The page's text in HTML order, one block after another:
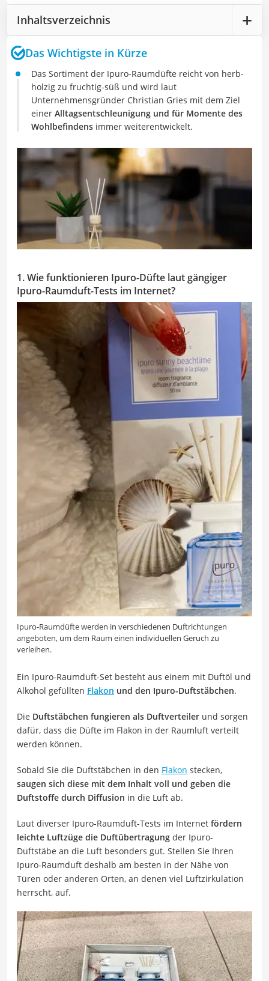
Inhaltsverzeichnis
Das Wichtigste in Kürze
Das Sortiment der Ipuro-Raumdüfte reicht von herb-
holzig zu fruchtig-süß und wird laut
Unternehmensgründer Christian Gries mit dem Ziel
einer Alltagsentschleunigung und für Momente des
Wohlbefindens immer weiterentwickelt.
1. Wie funktionieren Ipuro-Düfte laut gängiger
Ipuro-Raumduft-Tests im Internet?
Ipuro-Raumdüfte werden in verschiedenen Duftrichtungen
angeboten, um dem Raum einen individuellen Geruch zu
verleihen.
Ein Ipuro-Raumduft-Set besteht aus einem mit Duftöl und
Alkohol gefüllten Flakon und den Ipuro-Duftstäbchen.
Die Duftstäbchen fungieren als Duftverteiler und sorgen
dafür, dass die Düfte im Flakon in der Raumluft verteilt
werden können.
Sobald Sie die Duftstäbchen in den Flakon stecken,
saugen sich diese mit dem Inhalt voll und geben die
Duftstoffe durch Diffusion in die Luft ab.
Laut diverser Ipuro-Raumduft-Tests im Internet fördern
leichte Luftzüge die Duftübertragung der Ipuro-
Duftstäbe an die Luft besonders gut. Stellen Sie Ihren
Ipuro-Raumduft deshalb am besten in der Nähe von
Türen oder anderen Orten, an denen viel Luftzirkulation
herrscht, auf.